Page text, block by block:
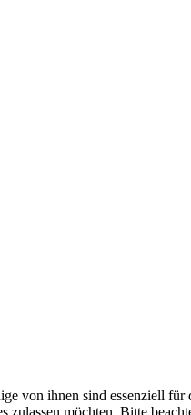
von ihnen sind essenziell
zulassen möchten. Bitte